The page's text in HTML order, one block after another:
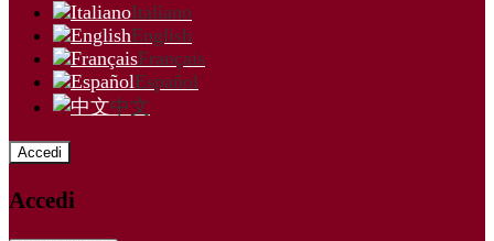
Italiano
English
Français
Español
中文
Accedi
Accedi